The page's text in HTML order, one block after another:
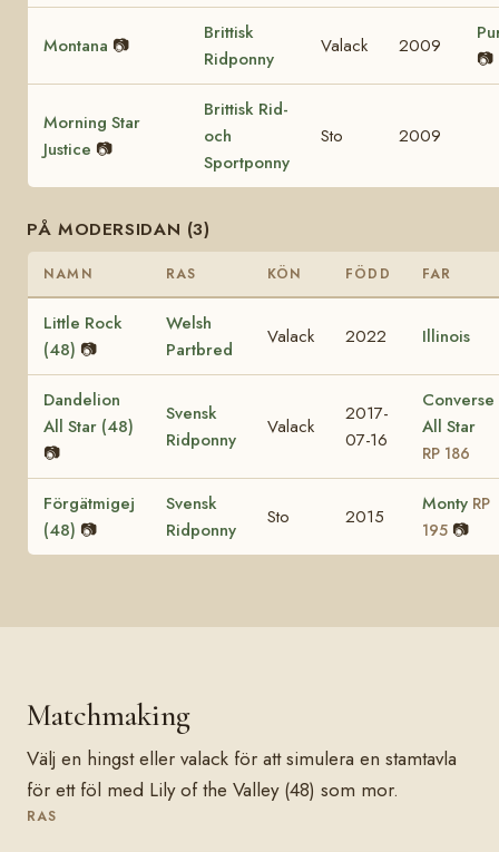
Montana 📷
Brittisk
Ridponny
Valack 2009
📷
Morning Star
Justice 📷
Brittisk Rid-
och
Sportponny
Sto 2009
PÅ MODERSIDAN (3)
NAMN RAS KÖN FÖDD FAR
Little Rock
(48) 📷
Welsh
Partbred
Valack 2022 Illinois
Dandelion
All Star (48)
📷
Svensk
Ridponny
Valack
2017-
07-16
Converse
All Star
RP 186
Förgätmigej
(48) 📷
Svensk
Ridponny
Sto 2015
Monty RP
195 📷
Matchmaking
Välj en hingst eller valack för att simulera en stamtavla
för ett föl med Lily of the Valley (48) som mor.
RAS